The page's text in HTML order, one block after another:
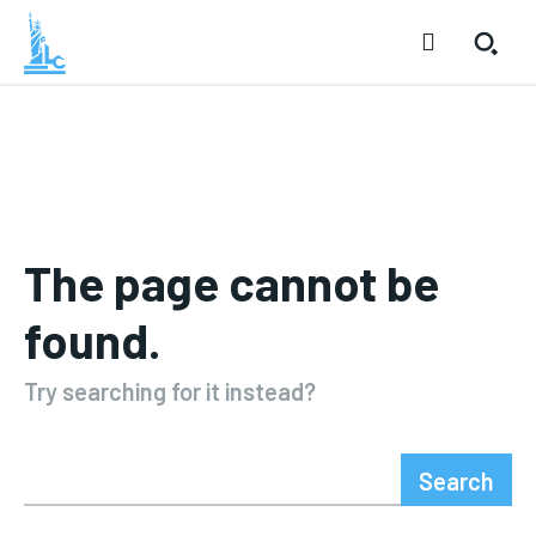
The page cannot be
found.
Try searching for it instead?
Search